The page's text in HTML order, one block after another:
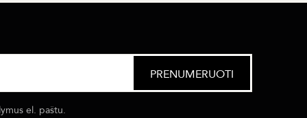
el. paštu.